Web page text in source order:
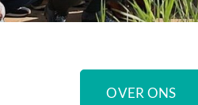
OVER ONS